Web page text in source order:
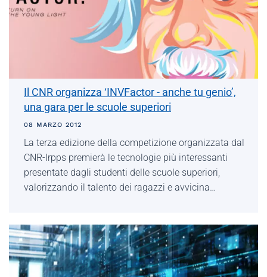
Il CNR organizza ‘INVFactor - anche tu genio’,
una gara per le scuole superiori
08 MARZO 2012
La terza edizione della competizione organizzata dal
CNR-Irpps premierà le tecnologie più interessanti
presentate dagli studenti delle scuole superiori,
valorizzando il talento dei ragazzi e avvicina…